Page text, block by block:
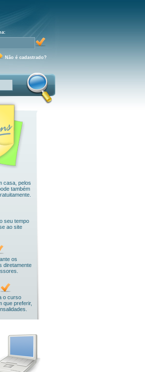
Não é cadastrado?
casa, pelos
também
seu tempo
ao site
os
diretamente
o curso
que preferir,